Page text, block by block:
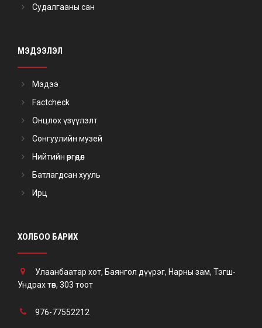
Судалгааны сан
МЭДЭЭЛЭЛ
Мэдээ
Factcheck
Онцлох үзүүлэлт
Сонгуулийн музей
Нийтийн өргөдөл
Батлагдсан хууль
Ирц
ХОЛБОО БАРИХ
Улаанбаатар хот, Баянгол дүүрэг, Нарны зам, Тэгш-
Ундрах төв, 303 тоот
976-77552212